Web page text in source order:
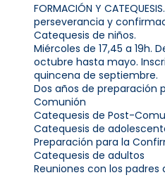
FORMACIÓN Y
perseverancia y
Catequesis de niños.
Miércoles de 17,45 a 19h.
octubre hasta mayo.
quincena de septiembre.
Dos años de preparación
Comunión
Catequesis de Post-
Catequesis de
Preparación para la
Catequesis de adultos
Reuniones con los padres